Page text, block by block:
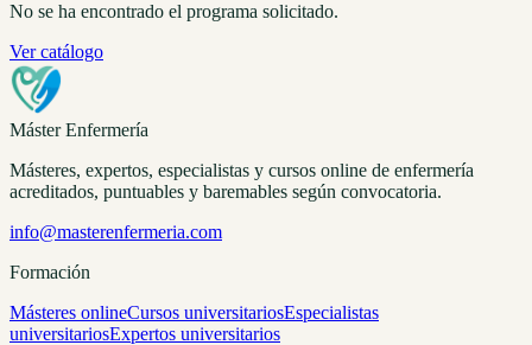
No se ha encontrado el programa solicitado.
Ver catálogo
Máster Enfermería
Másteres, expertos, especialistas y cursos online de enfermería
acreditados, puntuables y baremables según convocatoria.
info@masterenfermeria.com
Formación
Másteres onlineCursos universitariosEspecialistas
universitariosExpertos universitarios